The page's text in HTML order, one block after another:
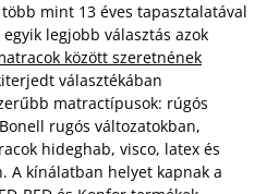
több mint 13 éves tapasztalatával
legjobb választás azok
között szeretnének
választékában
matractípusok: rúgós
rugós változatokban,
hideghab, visco, latex és
A kínálatban helyet kapnak a